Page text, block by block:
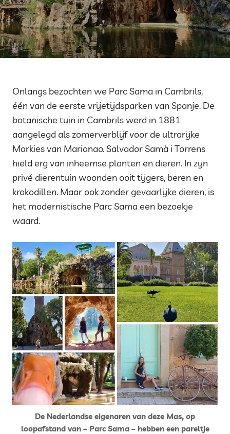
Onlangs bezochten we Parc Sama in Cambrils,
één van de eerste vrijetijdsparken van Spanje. De
botanische tuin in Cambrils werd in 1881
aangelegd als zomerverblijf voor de ultrarijke
Markies van Marianao. Salvador Samà i Torrens
hield erg van inheemse planten en dieren. In zijn
privé dierentuin woonden ooit tijgers, beren en
krokodillen. Maar ook zonder gevaarlijke dieren, is
het modernistische Parc Sama een bezoekje
waard.
De Nederlandse eigenaren van deze Mas, op
loopafstand van – Parc Sama – hebben een pareltje